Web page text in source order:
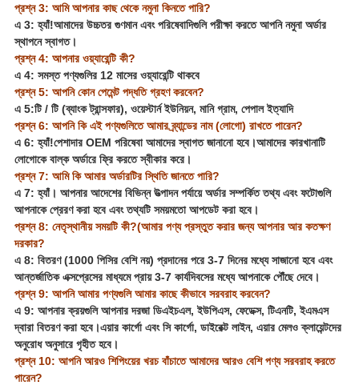
প্রশ্ন 3: আমি আপনার কাছ থেকে নমুনা কিনতে পারি?
এ 3: হ্যাঁ!আমাদের উচ্চতর গুণমান এবং পরিষেবাদিগুলি পরীক্ষা করতে আপনি নমুনা অর্ডার
স্থাপনে স্বাগত।
প্রশ্ন 4: আপনার ওয়্যারেন্টি কী?
এ 4: সমস্ত পণ্যগুলির 12 মাসের ওয়্যারেন্টি থাকবে
প্রশ্ন 5: আপনি কোন পেমেন্ট পদ্ধতি গ্রহণ করবেন?
এ 5:টি / টি (ব্যাংক ট্রান্সফার), ওয়েস্টার্ন ইউনিয়ন, মানি গ্রাম, পেপাল ইত্যাদি
প্রশ্ন 6: আপনি কি এই পণ্যগুলিতে আমার ব্র্যান্ডের নাম (লোগো) রাখতে পারেন?
এ 6: হ্যাঁ!পেশাদার OEM পরিষেবা আমাদের স্বাগত জানানো হবে।আমাদের কারখানাটি
লোগোকে বাল্ক অর্ডারে ফ্রি করতে স্বীকার করে।
প্রশ্ন 7: আমি কি আমার অর্ডারটির স্থিতি জানতে পারি?
এ 7: হ্যাঁ। আপনার আদেশের বিভিন্ন উত্পাদন পর্যায়ে অর্ডার সম্পর্কিত তথ্য এবং ফটোগুলি
আপনাকে প্রেরণ করা হবে এবং তথ্যটি সময়মতো আপডেট করা হবে।
প্রশ্ন 8: নেতৃস্থানীয় সময়টি কী?(আমার পণ্য প্রস্তুত করার জন্য আপনার আর কতক্ষণ
দরকার?
এ 8: বিতরণ (1000 পিসির বেশি নয়) প্রদানের পরে 3-7 দিনের মধ্যে সাজানো হবে এবং
আন্তর্জাতিক এক্সপ্রেসের মাধ্যমে প্রায় 3-7 কার্যদিবসের মধ্যে আপনাকে পৌঁছে দেবে।
প্রশ্ন 9: আপনি আমার পণ্যগুলি আমার কাছে কীভাবে সরবরাহ করবেন?
এ 9: আপনার ক্রয়গুলি আপনার দরজা ডিএইচএল, ইউপিএস, ফেডেক্স, টিএনটি, ইএমএস
দ্বারা বিতরণ করা হবে।এয়ার কার্গো এবং সি কার্গো, ডাইরেক্ট লাইন, এয়ার মেলও ক্লায়েন্টদের
অনুরোধ অনুসারে গৃহীত হবে।
প্রশ্ন 10: আপনি আরও শিপিংয়ের খরচ বাঁচাতে আমাদের আরও বেশি পণ্য সরবরাহ করতে
পারেন?